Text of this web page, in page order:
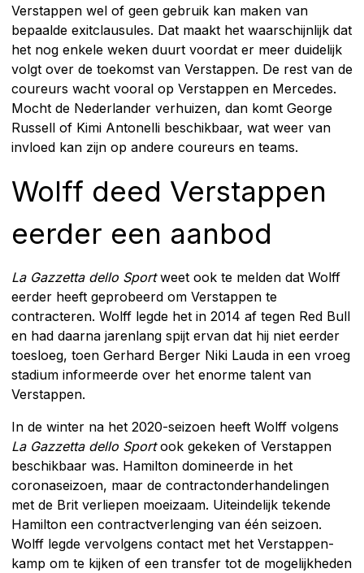
Verstappen wel of geen gebruik kan maken van
bepaalde exitclausules. Dat maakt het waarschijnlijk dat
het nog enkele weken duurt voordat er meer duidelijk
volgt over de toekomst van Verstappen. De rest van de
coureurs wacht vooral op Verstappen en Mercedes.
Mocht de Nederlander verhuizen, dan komt George
Russell of Kimi Antonelli beschikbaar, wat weer van
invloed kan zijn op andere coureurs en teams.
Wolff deed Verstappen
eerder een aanbod
La Gazzetta dello Sportweet ook te melden dat Wolff
eerder heeft geprobeerd om Verstappen te
contracteren. Wolff legde het in 2014 af tegen Red Bull
en had daarna jarenlang spijt ervan dat hij niet eerder
toesloeg, toen Gerhard Berger Niki Lauda in een vroeg
stadium informeerde over het enorme talent van
Verstappen.
In de winter na het 2020-seizoen heeft Wolff volgens
La Gazzetta dello Sportook gekeken of Verstappen
beschikbaar was. Hamilton domineerde in het
coronaseizoen, maar de contractonderhandelingen
met de Brit verliepen moeizaam. Uiteindelijk tekende
Hamilton een contractverlenging van één seizoen.
Wolff legde vervolgens contact met het Verstappen-
kamp om te kijken of een transfer tot de mogelijkheden